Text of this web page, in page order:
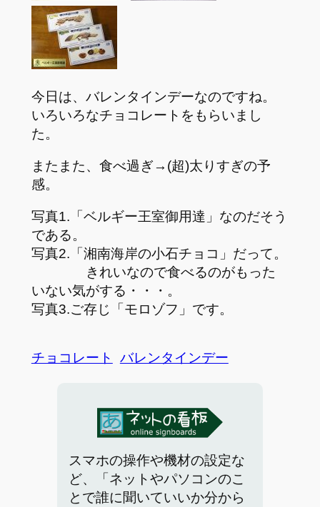
今日は、バレンタインデーなのですね。
いろいろなチョコレートをもらいまし
た。
またまた、食べ過ぎ→(超)太りすぎの予
感。
写真1.「ベルギー王室御用達」なのだそう
である。
写真2.「湘南海岸の小石チョコ」だって。
きれいなので食べるのがもった
いない気がする・・・。
写真3.ご存じ「モロゾフ」です。
チョコレート バレンタインデー
スマホの操作や機材の設定な
ど、「ネットやパソコンのこ
とで誰に聞いていいか分から